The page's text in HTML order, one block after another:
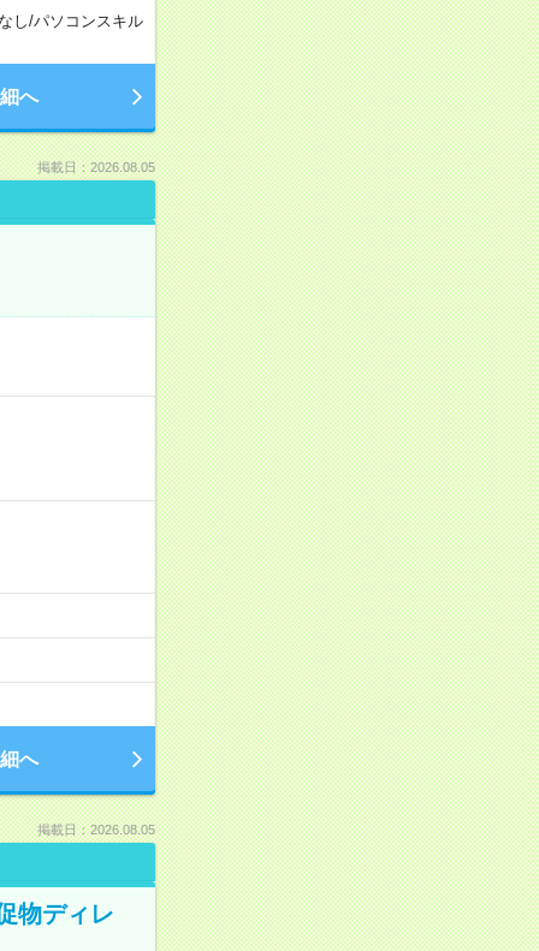
し/パソコンスキル
へ
掲載日：2026.08.05
へ
掲載日：2026.08.05
物ディレ